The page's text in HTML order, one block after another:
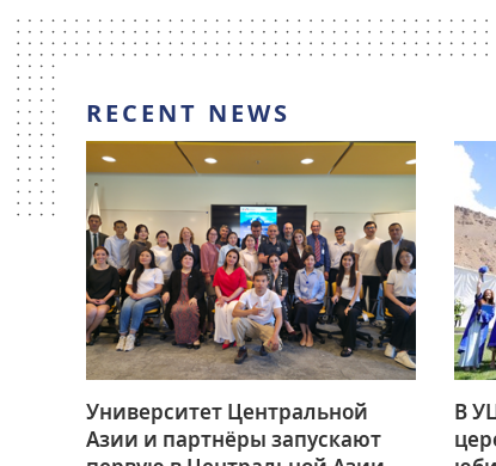
RECENT NEWS
Университет Центральной
Азии и партнёры запускают
В